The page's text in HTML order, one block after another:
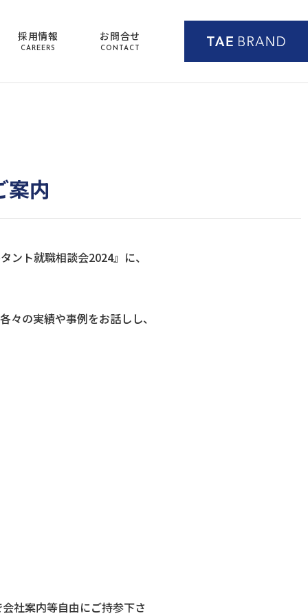
採用情報
CAREERS
お問合せ
CONTACT
案内
ント就職相談会2024』に、
々の実績や事例をお話しし、
社案内等自由にご持参下さ